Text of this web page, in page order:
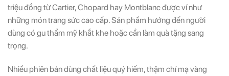
triệu đồng từ Cartier, Chopard hay Montblanc được ví như
những món trang sức cao cấp. Sản phẩm hướng đến người
dùng có gu thẩm mỹ khắt khe hoặc cần làm quà tặng sang
trọng.
Nhiều phiên bản dùng chất liệu quý hiếm, thậm chí mạ vàng